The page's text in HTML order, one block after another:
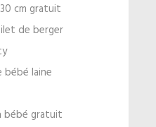
cm gratuit
de berger
laine
bébé gratuit